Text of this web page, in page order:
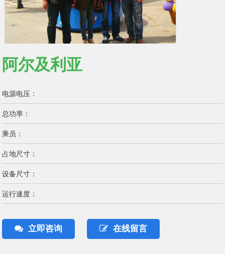
阿尔及利亚
电源电压：
总功率：
乘员：
占地尺寸：
设备尺寸：
运行速度：
立即咨询 在线留言